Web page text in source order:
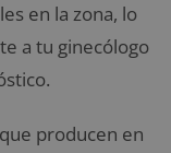
en la zona, lo
a tu ginecólogo
producen en